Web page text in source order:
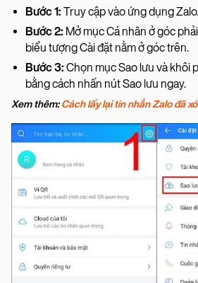
Bước 1: Truy cập vào ứng dụng Zalo.
Bước 2: Mở mục Cá nhân ở góc
biểu tượng Cài đặt nằm ở góc trên.
Bước 3: Chọn mục Sao lưu và khôi
bằng cách nhấn nút Sao lưu ngay.
Xem thêm:Cách lấy lại tin nhắn Zalo đã